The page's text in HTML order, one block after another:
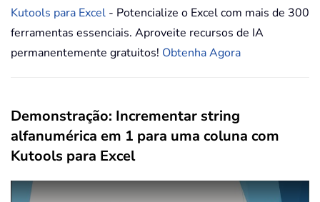
Kutools para Excel - Potencialize o Excel com mais de 300
ferramentas essenciais. Aproveite recursos de IA
permanentemente gratuitos! Obtenha Agora
Demonstração: Incrementar string
alfanumérica em 1 para uma coluna com
Kutools para Excel